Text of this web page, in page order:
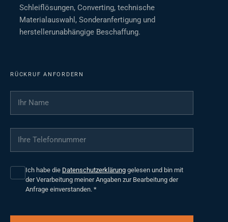
Schleiflösungen, Converting, technische
Materialauswahl, Sonderanfertigung und
herstellerunabhängige Beschaffung.
RÜCKRUF ANFORDERN
Ihr Name
Ihre Telefonnummer
Ich habe die Datenschutzerklärung gelesen und bin mit
der Verarbeitung meiner Angaben zur Bearbeitung der
Anfrage einverstanden. *